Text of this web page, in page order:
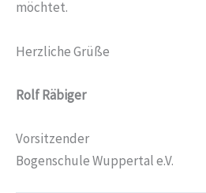
möchtet.
Herzliche Grüße
Rolf Räbiger
Vorsitzender
Bogenschule Wuppertal e.V.